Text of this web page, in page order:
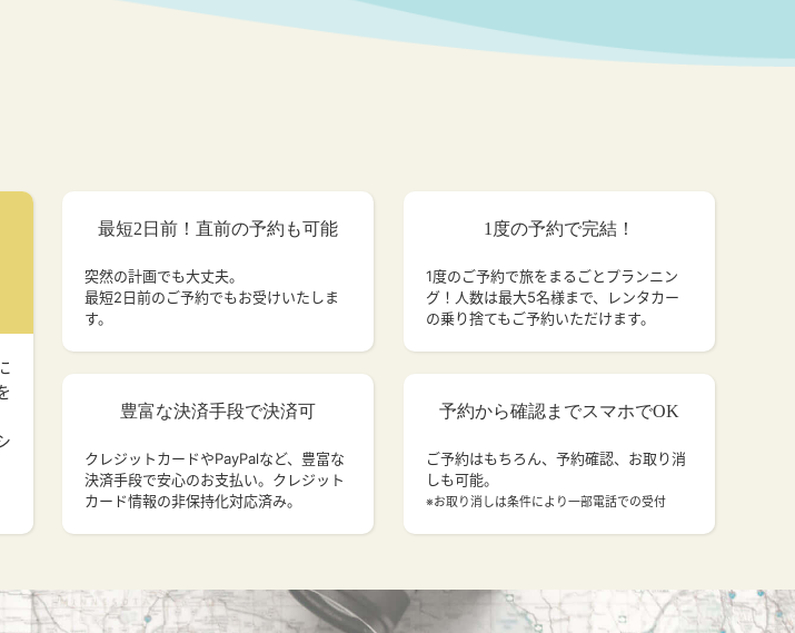
最短2日前！直前の予約も可能
突然の計画でも大丈夫。
最短2日前のご予約でもお受けいたしま
す。
豊富な決済手段で決済可
クレジットカードやPayPalなど、豊富な
決済手段で安心のお支払い。クレジット
カード情報の非保持化対応済み。
1度の予約で完結！
1度のご予約で旅をまるごとプランニン
グ！人数は最大5名様まで、レンタカー
の乗り捨てもご予約いただけます。
予約から確認までスマホでOK
ご予約はもちろん、予約確認、お取り消
しも可能。
※お取り消しは条件により一部電話での受付